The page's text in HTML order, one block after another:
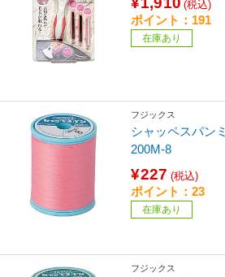
(税込)
ポイント：191
在庫あり
フジックス
シャッペスパン
200M-8
¥227 (税込)
ポイント：23
在庫あり
フジックス